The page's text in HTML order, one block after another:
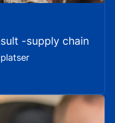
-supply chain